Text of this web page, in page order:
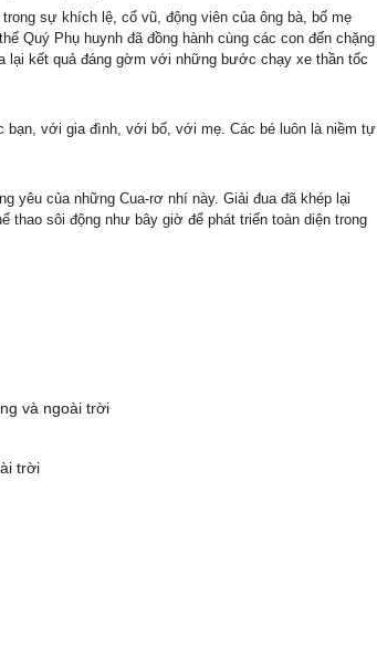
sự khích lệ, cổ vũ, động viên của ông bà, bố mẹ
Quý Phụ huynh đã đồng hành cùng các con đến chặng
kết quả đáng gờm với những bước chạy xe thần tốc
bạn, với gia đình, với bố, với mẹ. Các bé luôn là niềm tự
yêu của những Cua-rơ nhí này. Giải đua đã khép lại
sôi động như bây giờ để phát triển toàn diện trong